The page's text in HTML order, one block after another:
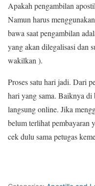
Apakah pengambilan
Namun harus
bawa saat pengambilan
yang akan dilegalisasi dan
wakilkan ).
Proses satu hari jadi. Dari
hari yang sama. Baiknya
langsung online. Jika
belum terlihat pembayaran
cek dulu sama petugas